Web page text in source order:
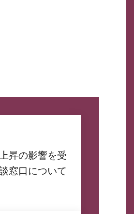
昇の影響を受
窓口について